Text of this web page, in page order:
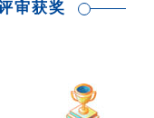
审获奖